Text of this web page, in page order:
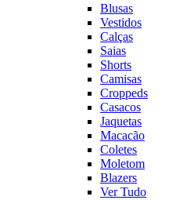
Blusas
Vestidos
Calças
Saias
Shorts
Camisas
Croppeds
Casacos
Jaquetas
Macacão
Coletes
Moletom
Blazers
Ver Tudo